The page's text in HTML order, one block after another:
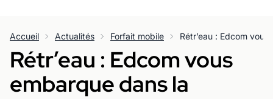
Accueil Actualités Forfait mobile
Rétr’eau : Edcom vous
embarque dans la